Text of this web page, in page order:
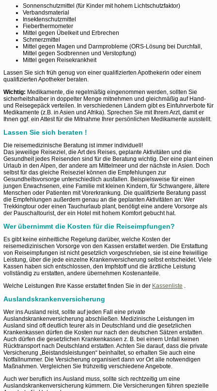
Sonnenschutzmittel (für Kinder mit hohem Lichtschutzfaktor)
Verbandsmaterial
Insektenschutzmittel
Fieberthermometer
Mittel gegen Übelkeit und Erbrechen
Schmerzmittel
Mittel gegen Magen und Darmprobleme (ORS-Lösung bei Durchfall,
Mittel gegen Sodbrennen und Verstopfung)
Mittel gegen Reisekrankheit
Lassen Sie sich früh genug von einer qualifizierten Apothekerin oder einem
qualifizierten Apotheker beraten.
Wichtig: Medikamente, die regelmäßig eingenommen werden, sollten Sie
sicherheitshalber in doppelter Menge mitnehmen und gleichmäßig auf Hand-
und Reisegepäck verteilen. In verschiedenen Ländern gibt es Einfuhrverbote für
Medikamente (z.B. in Asien und Afrika). Sprechen Sie mit Ihrem Arzt, damit er
Ihnen ggf. ein Attest für die Mitnahme Ihrer persönlichen Medikamente ausstellt.
Lassen Sie sich beraten !
Die reisemedizinische Beratung ist immer individuell!
Das jeweilige Reiseziel, die Art des Reises, geplante Aktivitäten und die
Gesundheit jedes Reisenden sind für die Beratung wichtig. Der eine plant einen
Urlaub in den Alpen, der andere am Mittelmeer und der nächste in Asien. Doch
selbst für das gleiche Reiseziel können die Empfehlungen zur
Gesundheitsvorsorge unterschiedlich ausfallen. Beispielsweise für einen
jungen Erwachsenen, eine Familie mit kleinen Kindern, für Schwangere, ältere
Menschen oder Patienten mit Vorerkrankung. Die qualifizierte Beratung passt
die Empfehlungen außerdem genau an die geplanten Aktivitäten an: Wer
Trekkingtour oder einen Tauchurlaub plant, benötigt eine andere Vorsorge als
der Pauschaltourist, der ein Hotel mit hohem Komfort gebucht hat.
Wer übernimmt die Kosten für die Reiseimpfungen?
Es gibt keine einheitliche Regelung darüber, welche Kosten der
reisemedizinischen Vorsorge von den Kassen erstattet werden. Die Erstattung
von Reiseimpfungen ist nicht gesetzlich vorgeschrieben, sie ist eine freiwillige
Leistung, über die jede einzelne Krankenversicherung selbst entscheidet. Viele
Kassen haben sich entschlossen, den Impfstoff und die ärztliche Leistung
vollständig zu erstatten, andere übernehmen Kostenanteile.
Welche Leistungen Ihre Kasse erstattet finden Sie in der Kassenliste .
Auslandskrankenversicherung
Wer ins Ausland reist, sollte auf jeden Fall eine private
Auslandskrankenversicherung abschließen. Medizinische Leistungen im
Ausland sind oft deutlich teurer als in Deutschland und die gesetzlichen
Krankenkassen dürfen die Kosten nur nach den deutschen Sätzen erstatten.
Auch dürfen die gesetzlichen Krankenkassen z. B. bei einem Unfall keinen
Rücktransport nach Deutschland erstatten. Achten Sie darauf, dass die private
Versicherung „Beistandsleistungen“ beinhaltet, so erhalten Sie auch eine
Notfallnummer. Die Versicherung organisiert dann vor Ort alle notwendigen
Maßnahmen. Vergleichen Sie frühzeitig verschiedene Angebote.
Auch wer beruflich ins Ausland muss, sollte sich rechtzeitig um eine
Auslandskrankenversicherung kümmern. Die Versicherungen führen spezielle